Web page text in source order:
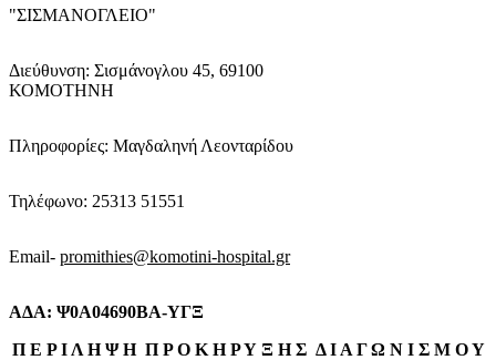
"ΣΙΣΜΑΝΟΓΛΕΙΟ"
Διεύθυνση: Σισμάνογλου 45, 69100
ΚΟΜΟΤΗΝΗ
Πληροφορίες: Μαγδαληνή Λεονταρίδου
Τηλέφωνο: 25313 51551
Email- promithies@komotini-hospital.gr
ΑΔΑ: Ψ0Α04690ΒΑ-ΥΓΞ
Π Ε Ρ Ι Λ Η Ψ Η Π Ρ Ο Κ Η Ρ Υ Ξ Η Σ Δ Ι Α Γ Ω Ν Ι Σ Μ Ο Υ